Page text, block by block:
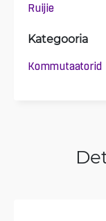
Ruijie
Kategooria
Kommutaatorid